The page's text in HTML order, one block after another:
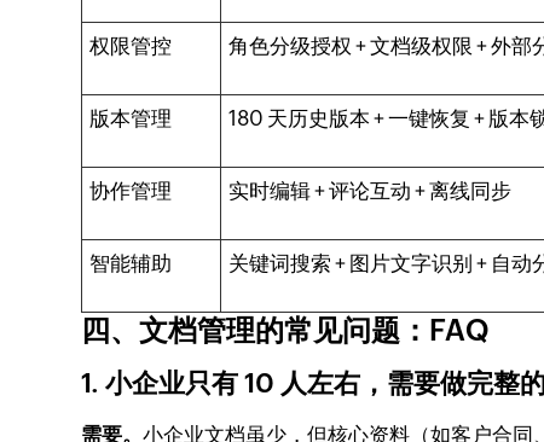
权限管控 角色分级授权 + 文档级权限 + 外部
版本管理 180 天历史版本 + 一键恢复 + 版本
协作管理 实时编辑 + 评论互动 + 离线同步
智能辅助 关键词搜索 + 图片文字识别 + 自动
四、文档管理的常见问题：FAQ
1. 小企业只有 10 人左右，需要做完整
需要。小企业文档虽少，但核心资料（如客户合